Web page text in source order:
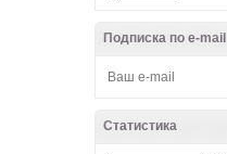
Подписка по e-mail
Статистика